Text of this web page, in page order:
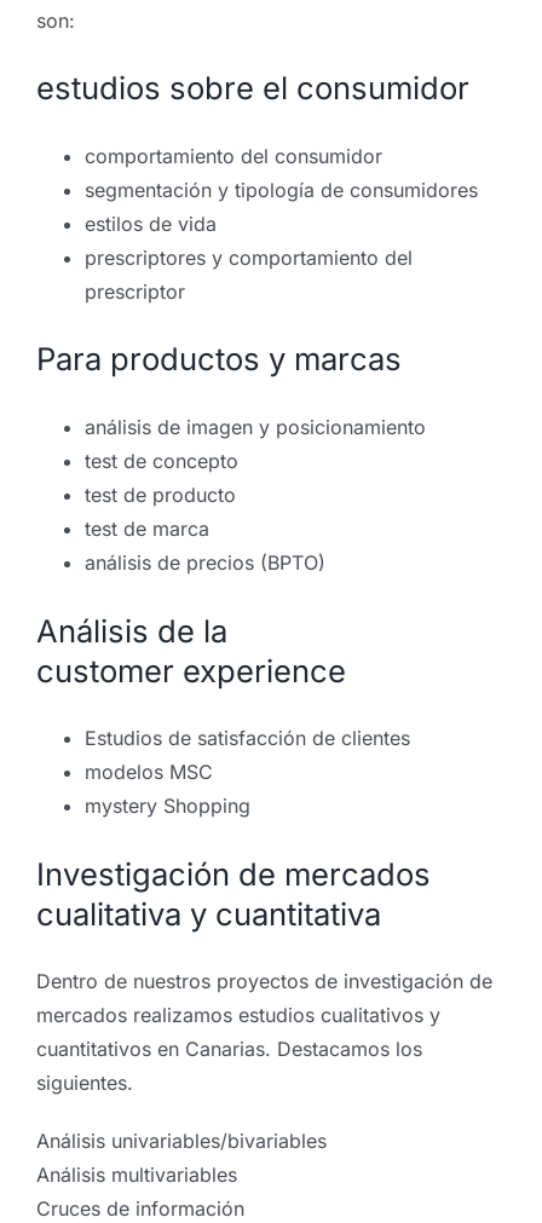
son:
estudios sobre el consumidor
comportamiento del consumidor
segmentación y tipología de consumidores
estilos de vida
prescriptores y comportamiento del
prescriptor
Para productos y marcas
análisis de imagen y posicionamiento
test de concepto
test de producto
test de marca
análisis de precios (BPTO)
Análisis de la
customer experience
Estudios de satisfacción de clientes
modelos MSC
mystery Shopping
Investigación de mercados
cualitativa y cuantitativa
Dentro de nuestros proyectos de investigación de
mercados realizamos estudios cualitativos y
cuantitativos en Canarias. Destacamos los
siguientes.
Análisis univariables/bivariables
Análisis multivariables
Cruces de información